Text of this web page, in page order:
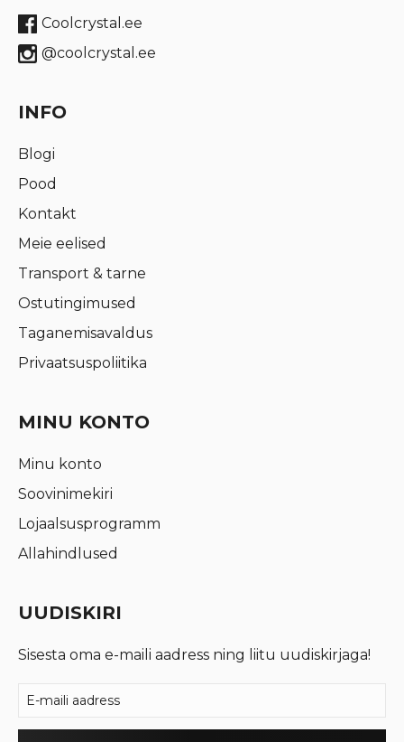
Coolcrystal.ee
@coolcrystal.ee
INFO
Blogi
Pood
Kontakt
Meie eelised
Transport & tarne
Ostutingimused
Taganemisavaldus
Privaatsuspoliitika
MINU KONTO
Minu konto
Soovinimekiri
Lojaalsusprogramm
Allahindlused
UUDISKIRI
Sisesta oma e-maili aadress ning liitu uudiskirjaga!